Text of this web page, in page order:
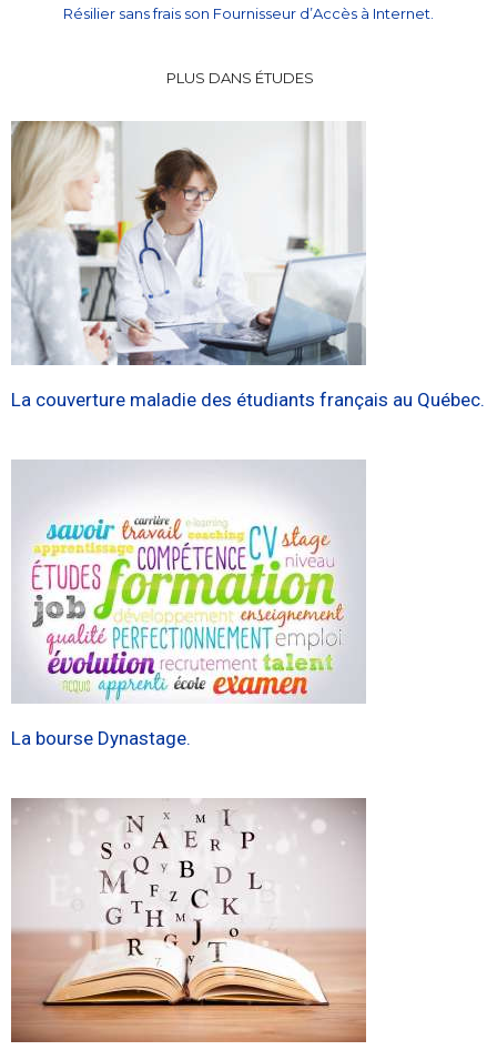
Résilier sans frais son Fournisseur d’Accès à Internet.
PLUS DANS ÉTUDES
La couverture maladie des étudiants français au Québec.
La bourse Dynastage.